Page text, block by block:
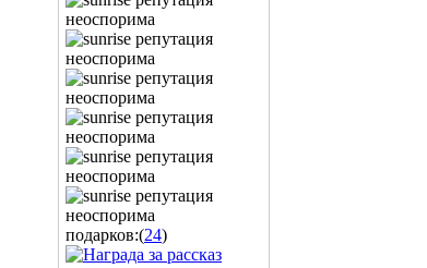
подарков:(24)